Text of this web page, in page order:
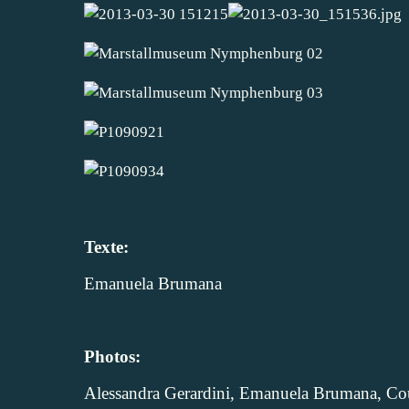
Texte:
Emanuela Brumana
Photos:
Alessandra Gerardini, Emanuela Brumana,